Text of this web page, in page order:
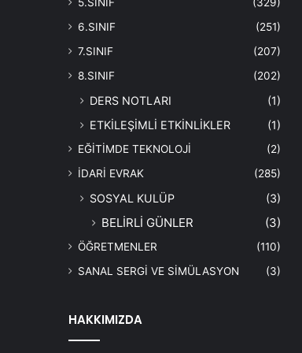
5.SINIF
(329)
6.SINIF
(251)
7.SINIF
(207)
8.SINIF
(202)
DERS NOTLARI
(1)
ETKİLEŞİMLİ ETKİNLİKLER
(1)
EĞİTİMDE TEKNOLOJİ
(2)
İDARİ EVRAK
(285)
SOSYAL KULÜP (3)
BELİRLİ GÜNLER (3)
ÖĞRETMENLER
(110)
SANAL SERGİ VE SİMÜLASYON
(3)
HAKKIMIZDA